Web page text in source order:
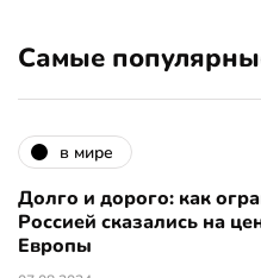
Самые
в мире
Долго и дорого: как
Россией сказались на
Европы